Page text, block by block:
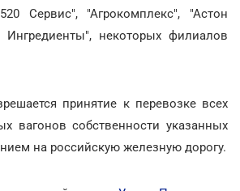
Сервис", "Агрокомплекс", "Астон
Ингредиенты", некоторых филиалов
принятие к перевозке всех
вагонов собственности указанных
на российскую железную дорогу.